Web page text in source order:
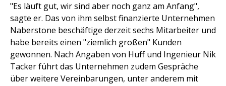
"Es läuft gut, wir sind aber noch ganz am Anfang",
sagte er. Das von ihm selbst finanzierte Unternehmen
Naberstone beschäftige derzeit sechs Mitarbeiter und
habe bereits einen "ziemlich großen" Kunden
gewonnen. Nach Angaben von Huff und Ingenieur Nik
Tacker führt das Unternehmen zudem Gespräche
über weitere Vereinbarungen, unter anderem mit